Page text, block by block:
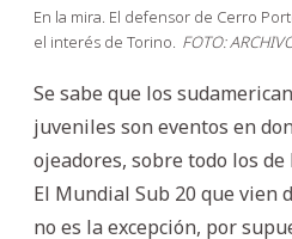
En la mira. El defensor de Cerro
el interés de Torino. FOTO:
Se sabe que los
juveniles son eventos en
ojeadores, sobre todo los
El Mundial Sub 20 que vien
no es la excepción, por